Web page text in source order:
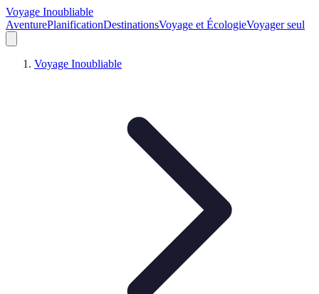
Voyage Inoubliable
AventurePlanificationDestinationsVoyage et ÉcologieVoyager seul
Voyage Inoubliable